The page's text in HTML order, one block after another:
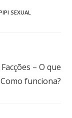
SEXUAL
– O que
funciona?